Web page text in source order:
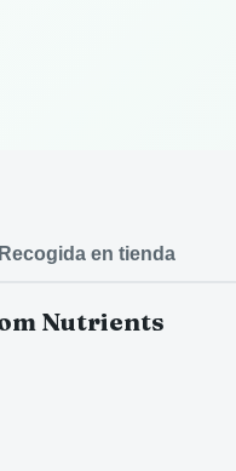
Recogida en tienda
Nutrients